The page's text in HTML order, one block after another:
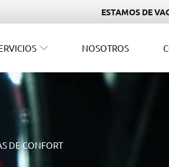
ESTAMOS DE
NOSOTROS
DE CONFORT